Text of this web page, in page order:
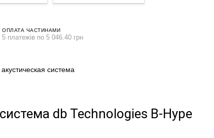
ОПЛАТА ЧАСТИНАМИ
5 платежів по 5 046.40 грн
система
db Technologies B-Hype